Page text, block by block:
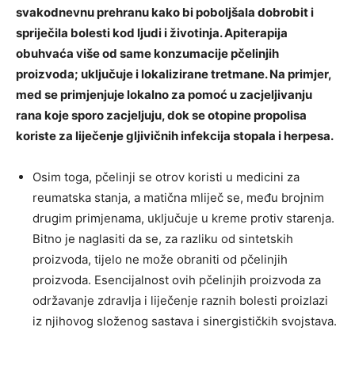
svakodnevnu prehranu kako bi poboljšala dobrobit i
spriječila bolesti kod ljudi i životinja. Apiterapija
obuhvaća više od same konzumacije pčelinjih
proizvoda; uključuje i lokalizirane tretmane. Na primjer,
med se primjenjuje lokalno za pomoć u zacjeljivanju
rana koje sporo zacjeljuju, dok se otopine propolisa
koriste za liječenje gljivičnih infekcija stopala i herpesa.
Osim toga, pčelinji se otrov koristi u medicini za
reumatska stanja, a matična mliječ se, među brojnim
drugim primjenama, uključuje u kreme protiv starenja.
Bitno je naglasiti da se, za razliku od sintetskih
proizvoda, tijelo ne može obraniti od pčelinjih
proizvoda. Esencijalnost ovih pčelinjih proizvoda za
održavanje zdravlja i liječenje raznih bolesti proizlazi
iz njihovog složenog sastava i sinergističkih svojstava.